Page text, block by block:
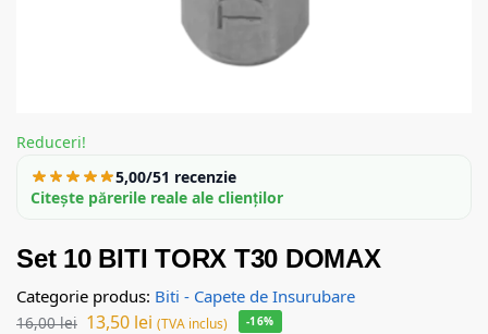
Reduceri!
5,00/51 recenzie
Citește părerile reale ale clienților
Set 10 BITI TORX T30 DOMAX
Categorie produs: Biti - Capete de Insurubare
16,00lei 13,50 lei (TVA inclus)
-16%